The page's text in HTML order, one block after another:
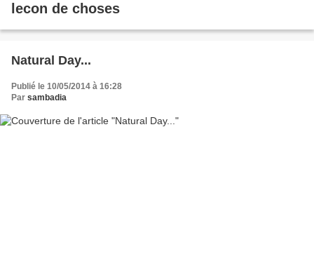
lecon de choses
Natural Day...
Publié le 10/05/2014 à 16:28
Par sambadia